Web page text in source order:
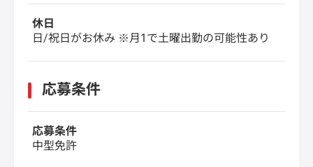
休日
日/祝日がお休み ※月1で土曜出勤の可能性あり
応募条件
応募条件
中型免許